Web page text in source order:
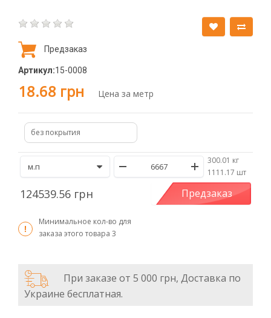
Предзаказ
Артикул:15-0008
18.68 грн Цена за метр
без покрытия
300.01 кг
/1111.17 шт
124539.56 грн Предзаказ
Минимальное кол-во для
заказа этого товара 3
При заказе от 5 000 грн, Доставка по
Украине бесплатная.